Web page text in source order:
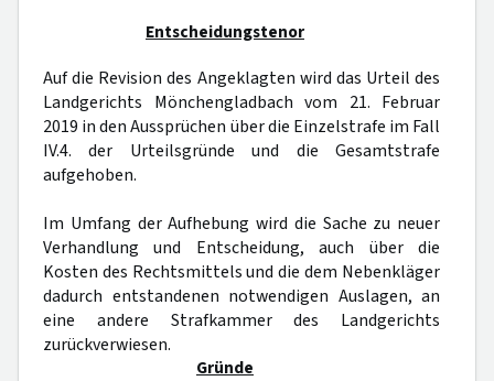
Entscheidungstenor
Auf die Revision des Angeklagten wird das Urteil des
Landgerichts Mönchengladbach vom 21. Februar
2019 in den Aussprüchen über die Einzelstrafe im Fall
IV.4. der Urteilsgründe und die Gesamtstrafe
aufgehoben.
Im Umfang der Aufhebung wird die Sache zu neuer
Verhandlung und Entscheidung, auch über die
Kosten des Rechtsmittels und die dem Nebenkläger
dadurch entstandenen notwendigen Auslagen, an
eine andere Strafkammer des Landgerichts
zurückverwiesen.
Gründe